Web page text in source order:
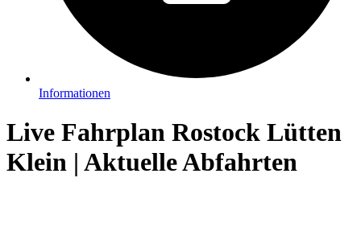
Informationen
Live Fahrplan Rostock Lütten
Klein | Aktuelle Abfahrten